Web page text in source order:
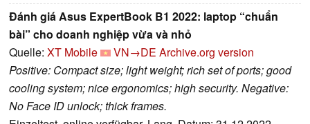
Đánh giá Asus ExpertBook B1 2022: laptop “chuẩn
bài” cho doanh nghiệp vừa và nhỏ
Quelle: XT Mobile VN→DE Archive.org version
Positive: Compact size; light weight; rich set of ports; good
cooling system; nice ergonomics; high security. Negative:
No Face ID unlock; thick frames.